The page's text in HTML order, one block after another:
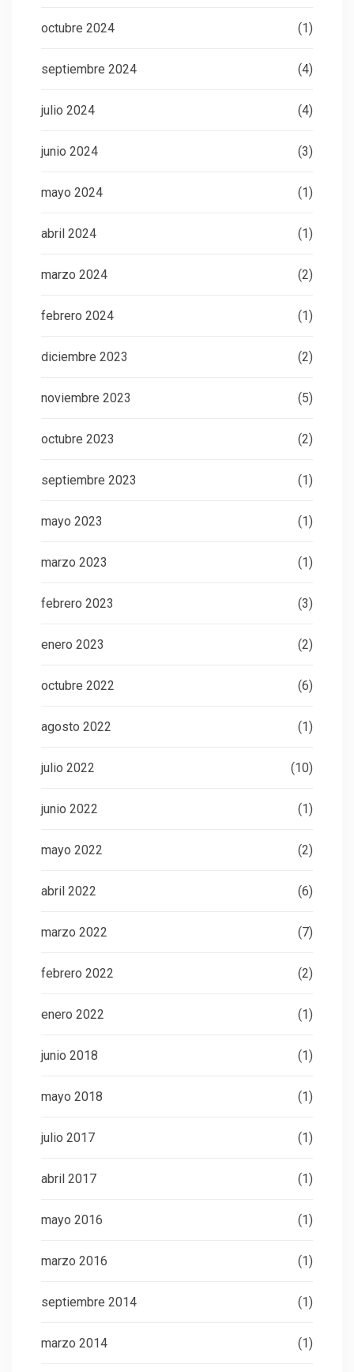
octubre 2024 (1)
septiembre 2024 (4)
julio 2024 (4)
junio 2024 (3)
mayo 2024 (1)
abril 2024 (1)
marzo 2024 (2)
febrero 2024 (1)
diciembre 2023 (2)
noviembre 2023 (5)
octubre 2023 (2)
septiembre 2023 (1)
mayo 2023 (1)
marzo 2023 (1)
febrero 2023 (3)
enero 2023 (2)
octubre 2022 (6)
agosto 2022 (1)
julio 2022 (10)
junio 2022 (1)
mayo 2022 (2)
abril 2022 (6)
marzo 2022 (7)
febrero 2022 (2)
enero 2022 (1)
junio 2018 (1)
mayo 2018 (1)
julio 2017 (1)
abril 2017 (1)
mayo 2016 (1)
marzo 2016 (1)
septiembre 2014 (1)
marzo 2014 (1)